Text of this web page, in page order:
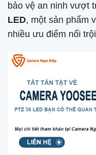
bảo vệ an ninh vượt
LED, một sản phẩm
nhiều ưu điểm nổi trội